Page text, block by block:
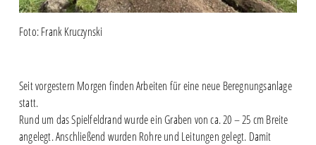
Foto: Frank Kruczynski
Seit vorgestern Morgen finden Arbeiten für eine neue Beregnungsanlage
statt.
Rund um das Spielfeldrand wurde ein Graben von ca. 20 – 25 cm Breite
angelegt. Anschließend wurden Rohre und Leitungen gelegt. Damit